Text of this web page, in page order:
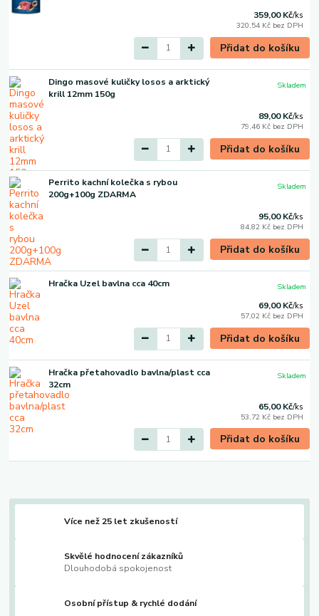
359,00 Kč/ks
320,54 Kč bez DPH
Přidat do košíku
Dingo masové kuličky losos a arktický
krill 12mm 150g
89,00 Kč/ks
79,46 Kč bez DPH
Skladem
Přidat do košíku
Perrito kachní kolečka s rybou
200g+100g ZDARMA
95,00 Kč/ks
84,82 Kč bez DPH
Skladem
Přidat do košíku
Hračka Uzel bavlna cca 40cm
69,00 Kč/ks
57,02 Kč bez DPH
Skladem
Přidat do košíku
Hračka přetahovadlo bavlna/plast cca
32cm
65,00 Kč/ks
53,72 Kč bez DPH
Skladem
Přidat do košíku
Více než 25 let zkušeností
Skvělé hodnocení zákazníků
Dlouhodobá spokojenost
Osobní přístup & rychlé dodání